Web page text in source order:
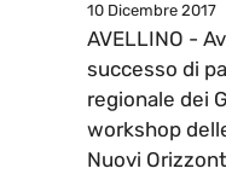
10 Dicembre 2017
AVELLINO -
successo di
regionale dei
workshop
Nuovi